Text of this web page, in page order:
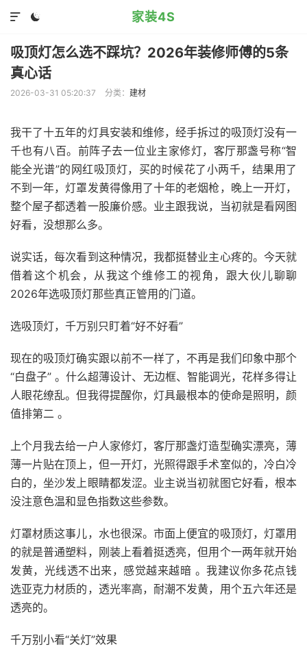
家装4S


吸顶灯怎么选不踩坑？2026年装修师傅的5条
真心话
2026-03-31 05:20:37 分类： 建材
我干了十五年的灯具安装和维修，经手拆过的吸顶灯没有一
千也有八百。前阵子去一位业主家修灯，客厅那盏号称“智
能全光谱”的网红吸顶灯，买的时候花了小两千，结果用了
不到一年，灯罩发黄得像用了十年的老烟枪，晚上一开灯，
整个屋子都透着一股廉价感。业主跟我说，当初就是看网图
好看，没想那么多。
说实话，每次看到这种情况，我都挺替业主心疼的。今天就
借着这个机会，从我这个维修工的视角，跟大伙儿聊聊
2026年选吸顶灯那些真正管用的门道。
选吸顶灯，千万别只盯着“好不好看”
现在的吸顶灯确实跟以前不一样了，不再是我们印象中那个
“白盘子” 。什么超薄设计、无边框、智能调光，花样多得让
人眼花缭乱。但我得提醒你，灯具最根本的使命是照明，颜
值排第二 。
上个月我去给一户人家修灯，客厅那盏灯造型确实漂亮，薄
薄一片贴在顶上，但一开灯，光照得跟手术室似的，冷白冷
白的，坐沙发上眼睛都发涩。业主说当初就图它好看，根本
没注意色温和显色指数这些参数。
灯罩材质这事儿，水也很深。市面上便宜的吸顶灯，灯罩用
的就是普通塑料，刚装上看着挺透亮，但用个一两年就开始
发黄，光线透不出来，感觉越来越暗 。我建议你多花点钱
选亚克力材质的，透光率高，耐潮不发黄，用个五六年还是
透亮的。
千万别小看“关灯”效果